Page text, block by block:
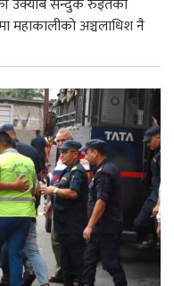
उक्याब सन्दुक रुइतको
महाकालीको अञ्चलाधिश नै